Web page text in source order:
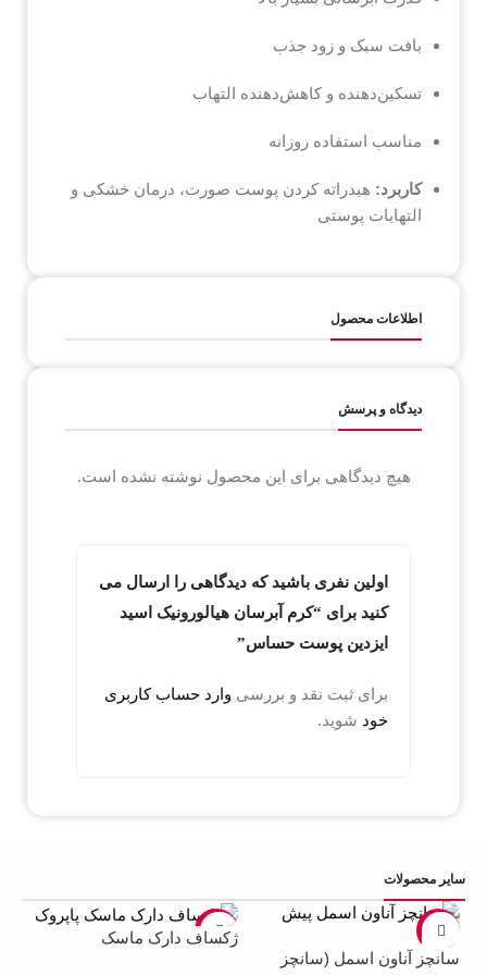
بافت سبک و زود جذب
تسکین‌دهنده و کاهش‌دهنده التهاب
مناسب استفاده روزانه
کاربرد: هیدراته کردن پوست صورت، درمان خشکی و
التهابات پوستی
اطلاعات محصول
دیدگاه و پرسش
هیچ دیدگاهی برای این محصول نوشته نشده است.
اولین نفری باشید که دیدگاهی را ارسال می
کنید برای “کرم آبرسان هیالورونیک اسید
ایزدین پوست حساس”
برای ثبت نقد و بررسی وارد حساب کاربری
خود شوید.
سایر محصولات
-13%
سانچز آناون اسمل (سانچز
-22%
ژکساف دارک ماسک